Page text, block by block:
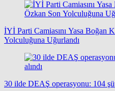
İYİ Parti Camiasını Yasa Boğan
Yolculuğuna Uğurlandı
30 ilde DEAŞ operasyonu: 104